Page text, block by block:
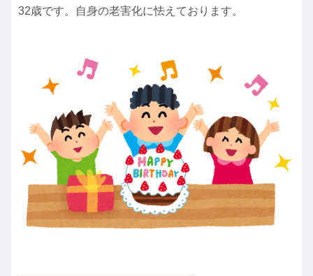
32歳です。自身の老害化に怯えております。